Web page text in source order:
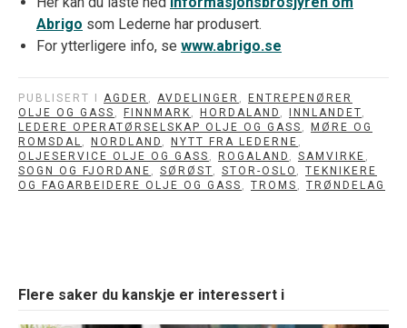
Abrigo som Lederne har produsert.
For ytterligere info, se www.abrigo.se
PUBLISERT I AGDER , AVDELINGER ,
ENTREPENØRER
OLJE OG GASS , FINNMARK , HORDALAND , INNLANDET,
LEDERE OPERATØRSELSKAP OLJE OG GASS ,
MØRE OG
ROMSDAL , NORDLAND , NYTT FRA LEDERNE ,
OLJESERVICE OLJE OG GASS , ROGALAND , SAMVIRKE ,
SOGN OG FJORDANE , SØRØST, STOR-OSLO , TEKNIKERE
OG FAGARBEIDERE OLJE OG GASS , TROMS , TRØNDELAG
Flere saker du kanskje er interessert i